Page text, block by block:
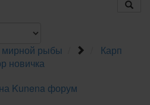
рыбы
Карп
новичка
Kunena форум